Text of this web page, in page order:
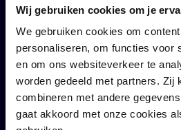
Wij gebruiken cookies om je
We gebruiken cookies om
personaliseren, om functies voor
en om ons websiteverkeer te
worden gedeeld met partners. Zij
combineren met andere
gaat akkoord met onze cookies
digitalen
Blogs, Fälle